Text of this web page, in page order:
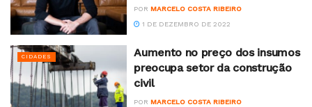
POR MARCELO COSTA RIBEIRO
1 DE DEZEMBRO DE 2022
CIDADES
Aumento no preço dos insumos
preocupa setor da construção
civil
POR MARCELO COSTA RIBEIRO